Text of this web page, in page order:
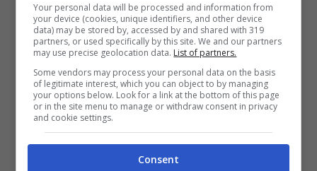
Chi è Paul Magnier, vincitore
del Trofeo Ses Salines-
Felanitx
Il francesePaul Magnier Francia
il
14 aprile 2004con le stigmate del campione.
La sua è una crescita repentina, l’esplosione
Your personal data will be processed and information from
your device (cookies, unique identifiers, and other device
data) may be stored by, accessed by and shared with 319
partners, or used specifically by this site. We and our partners
may use precise geolocation data. List of partners.
Some vendors may process your personal data on the basis
of legitimate interest, which you can object to by managing
your options below. Look for a link at the bottom of this page
or in the site menu to manage or withdraw consent in privacy
and cookie settings.
Consent